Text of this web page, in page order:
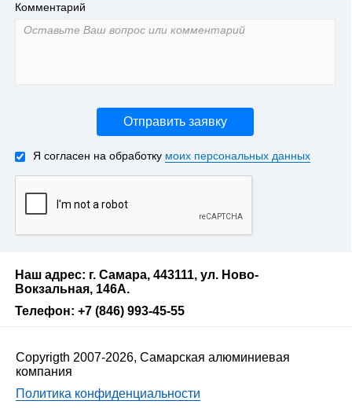
Комментарий
Отправить заявку
Я согласен на обработку моих персональных данных
Наш адрес: г. Самара, 443111, ул. Ново-
Вокзальная, 146А.
Телефон: +7 (846) 993-45-55
Copyrigth 2007-2026, Самарская алюминиевая
компания
Политика конфиденциальности